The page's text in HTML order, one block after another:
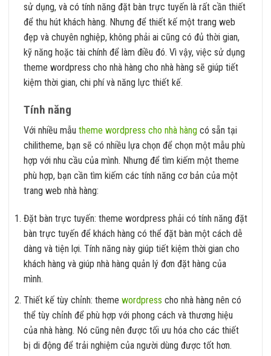
sử dụng, và có tính năng đặt bàn trực tuyến là rất cần thiết
để thu hút khách hàng. Nhưng để thiết kế một trang web
đẹp và chuyên nghiệp, không phải ai cũng có đủ thời gian,
kỹ năng hoặc tài chính để làm điều đó. Vì vậy, việc sử dụng
theme wordpress cho nhà hàng cho nhà hàng sẽ giúp tiết
kiệm thời gian, chi phí và năng lực thiết kế.
Tính năng
Với nhiều mẫu theme wordpress cho nhà hàng có sẵn tại
chilitheme, bạn sẽ có nhiều lựa chọn để chọn một mẫu phù
hợp với nhu cầu của mình. Nhưng để tìm kiếm một theme
phù hợp, bạn cần tìm kiếm các tính năng cơ bản của một
trang web nhà hàng:
Đặt bàn trực tuyến: theme wordpress phải có tính năng đặt
bàn trực tuyến để khách hàng có thể đặt bàn một cách dễ
dàng và tiện lợi. Tính năng này giúp tiết kiệm thời gian cho
khách hàng và giúp nhà hàng quản lý đơn đặt hàng của
mình.
Thiết kế tùy chỉnh: theme wordpress cho nhà hàng nên có
thể tùy chỉnh để phù hợp với phong cách và thương hiệu
của nhà hàng. Nó cũng nên được tối ưu hóa cho các thiết
bị di động để trải nghiệm của người dùng được tốt hơn.